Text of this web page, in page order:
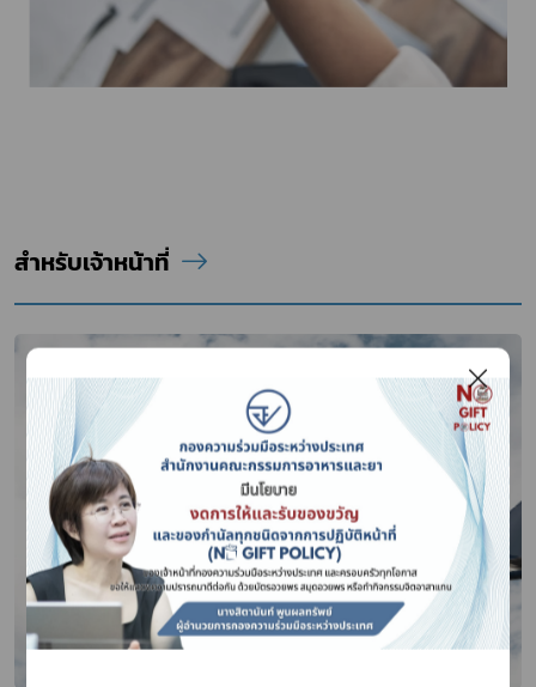
สำหรับเจ้าหน้าที่
Subscribe
เลือกหัวข้อที่ท่านต้องการ Subscribe